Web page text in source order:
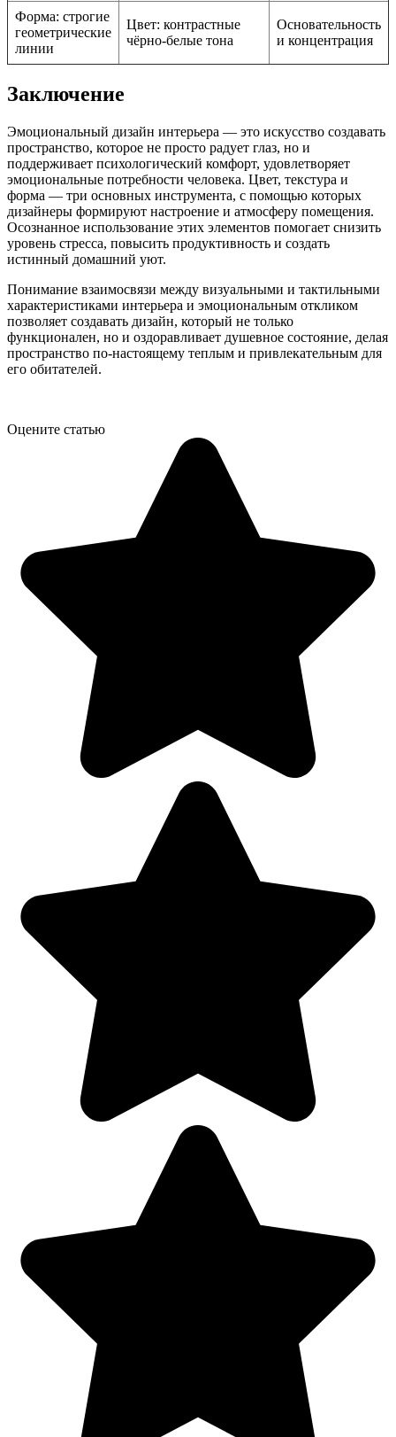
Форма: строгие
геометрические
линии
Цвет: контрастные
чёрно-белые тона
Основательность
и концентрация
Заключение
Эмоциональный дизайн интерьера — это искусство создавать
пространство, которое не просто радует глаз, но и
поддерживает психологический комфорт, удовлетворяет
эмоциональные потребности человека. Цвет, текстура и
форма — три основных инструмента, с помощью которых
дизайнеры формируют настроение и атмосферу помещения.
Осознанное использование этих элементов помогает снизить
уровень стресса, повысить продуктивность и создать
истинный домашний уют.
Понимание взаимосвязи между визуальными и тактильными
характеристиками интерьера и эмоциональным откликом
позволяет создавать дизайн, который не только
функционален, но и оздоравливает душевное состояние, делая
пространство по-настоящему теплым и привлекательным для
его обитателей.
Оцените статью